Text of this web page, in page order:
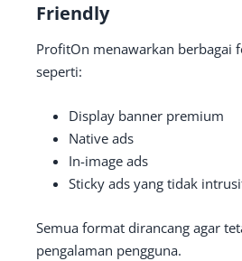
Friendly
ProfitOn menawarkan berbagai
seperti:
Display banner premium
Native ads
In-image ads
Sticky ads yang tidak
Semua format dirancang agar
pengalaman pengguna.